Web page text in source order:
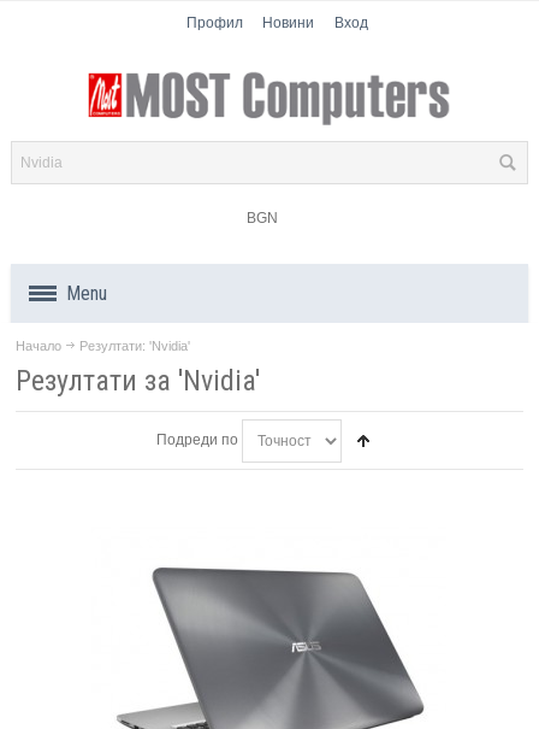
Профил Новини Вход
BGN
Menu
Продукти
Компоненти
Лаптопи
Начало Резултати: 'Nvidia'
Резултати за 'Nvidia'
Подреди по